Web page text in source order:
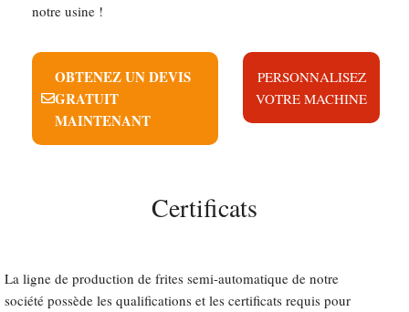
notre usine !
OBTENEZ UN DEVIS
GRATUIT
MAINTENANT
PERSONNALISEZ
VOTRE MACHINE
Certificats
La ligne de production de frites semi-automatique de notre
société possède les qualifications et les certificats requis pour
Uzbek